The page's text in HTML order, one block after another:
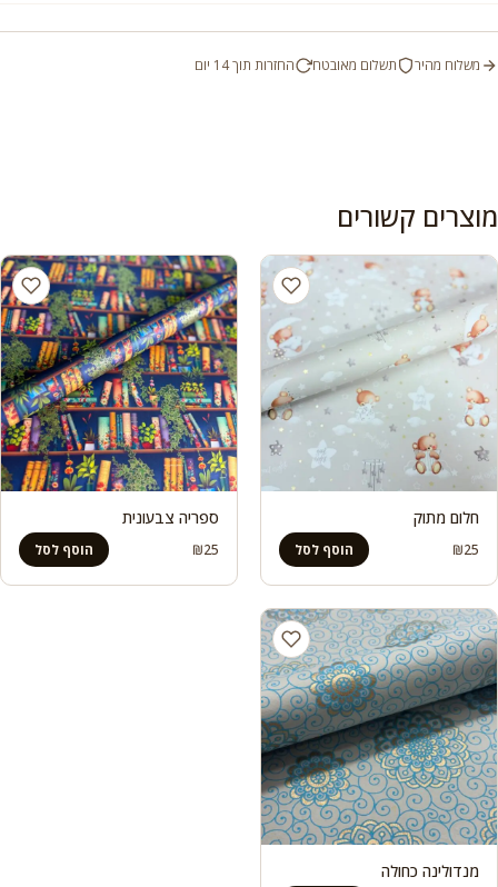
משלוח מהיר תשלום מאובטח החזרות תוך 14 יום
מוצרים קשורים
חלום מתוק
₪25 הוסף לסל
ספריה צבעונית
₪25 הוסף לסל
מנדולינה כחולה